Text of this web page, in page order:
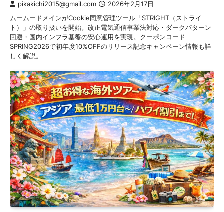
pikakichi2015@gmail.com 2026年2月17日
ムームードメインがCookie同意管理ツール「STRIGHT（ストライ
ト）」の取り扱いを開始。改正電気通信事業法対応・ダークパターン
回避・国内インフラ基盤の安心運用を実現。クーポンコード
SPRING2026で初年度10%OFFのリリース記念キャンペーン情報も詳
しく解説。